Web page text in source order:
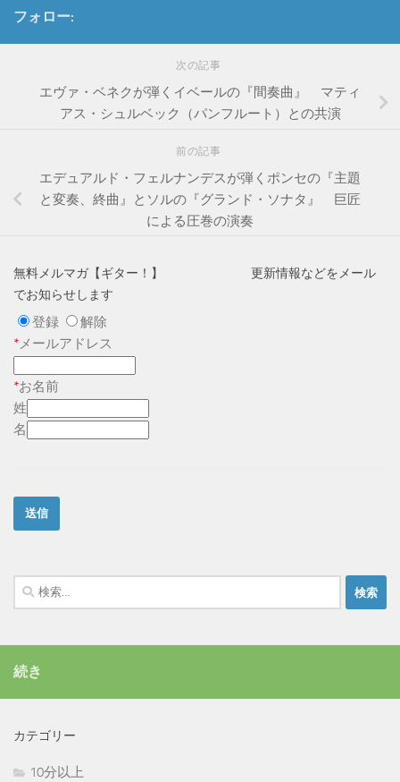
フォロー:
次の記事
エヴァ・ベネクが弾くイベールの『間奏曲』 マティ
アス・シュルベック（パンフルート）との共演
前の記事
エデュアルド・フェルナンデスが弾くポンセの『主題
と変奏、終曲』とソルの『グランド・ソナタ』 巨匠
による圧巻の演奏
無料メルマガ【ギター！】 更新情報などをメール
でお知らせします
登録
解除
*メールアドレス
*お名前
姓
名
検
索:
続き
カテゴリー
10分以上